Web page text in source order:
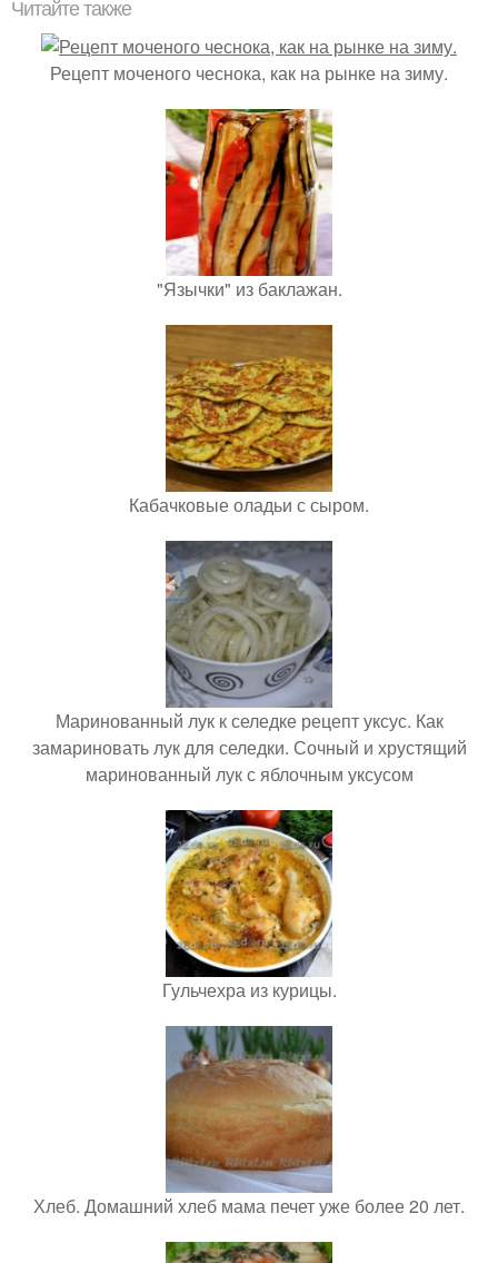
Читайте также
Рецепт моченого чеснока, как на рынке на зиму.
"Язычки" из баклажан.
Кабачковые оладьи с сыром.
Маринованный лук к селедке рецепт уксус. Как
замариновать лук для селедки. Сочный и хрустящий
маринованный лук с яблочным уксусом
Гульчехра из курицы.
Хлеб. Домашний хлеб мама печет уже более 20 лет.